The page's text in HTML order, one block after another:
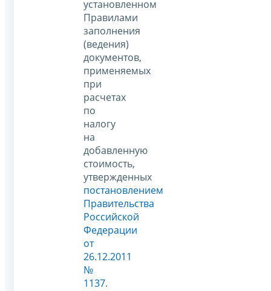
установленном
Правилами
заполнения
(ведения)
документов,
применяемых
при
расчетах
по
налогу
на
добавленную
стоимость,
утвержденных
постановлением
Правительства
Российской
Федерации
от
26.12.2011
№
1137.